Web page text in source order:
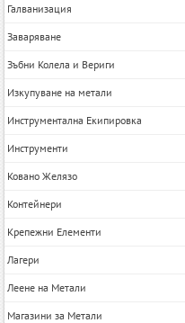
Галванизация
Заваряване
Зъбни Колела и Вериги
Изкупуване на метали
Инструментална Екипировка
Инструменти
Ковано Желязо
Контейнери
Крепежни Елементи
Лагери
Леене на Метали
Магазини за Метали